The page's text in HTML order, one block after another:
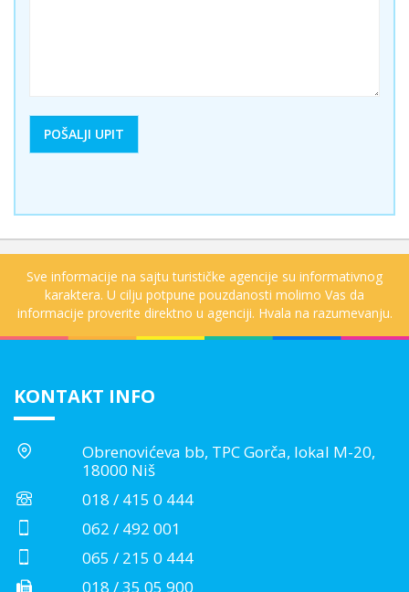
Sve informacije na sajtu turističke agencije su informativnog
karaktera. U cilju potpune pouzdanosti molimo Vas da
informacije proverite direktno u agenciji. Hvala na razumevanju.
KONTAKT INFO
Obrenovićeva bb, TPC Gorča, lokal M-20,
18000 Niš
018 / 415 0 444
062 / 492 001
065 / 215 0 444
018 / 35 05 900